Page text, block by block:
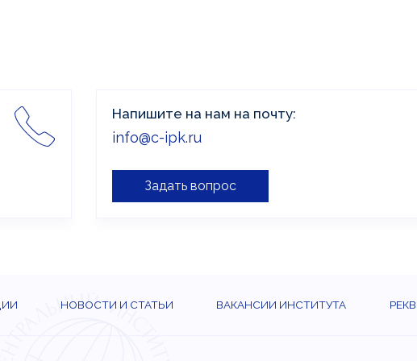
Напишите на нам на почту:
info@c-ipk.ru
Задать вопрос
НОВОСТИ И СТАТЬИ ВАКАНСИИ ИНСТИТУТА